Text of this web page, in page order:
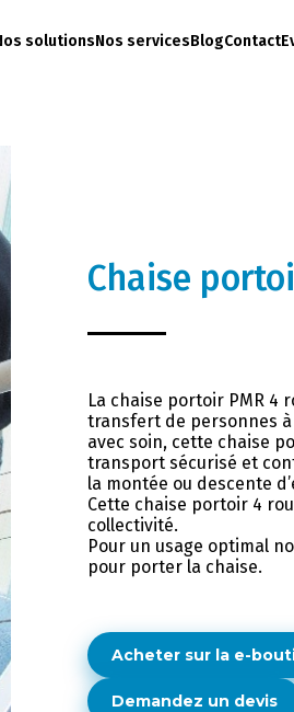
solutionsNos servicesBlogContact
Chaise
La chaise portoir PMR 4
transfert de personnes
avec soin, cette chaise
transport sécurisé et
la montée ou descente
Cette chaise portoir 4
collectivité.
Pour un usage optimal
pour porter la chaise.
Acheter sur la e-
Demandez un devis